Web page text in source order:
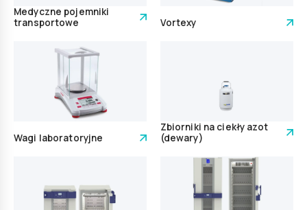
Medyczne pojemniki
transportowe
Vortexy
Wagi laboratoryjne
Zbiorniki na ciekły azot
(dewary)